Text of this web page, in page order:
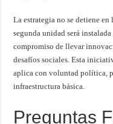
La estrategia no se detiene
segunda unidad será
compromiso de llevar
desafíos sociales. Esta
aplica con voluntad política,
infraestructura básica.
Preguntas